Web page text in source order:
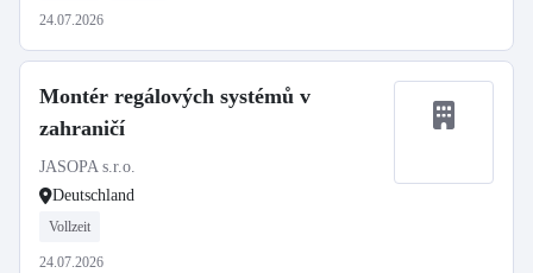
24.07.2026
Montér regálových systémů v
zahraničí
JASOPA s.r.o.
Deutschland
Vollzeit
24.07.2026